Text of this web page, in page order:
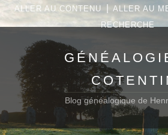
ALLER AU CONTENU ALLER AU
RECHERCHE
Blog généalogique de